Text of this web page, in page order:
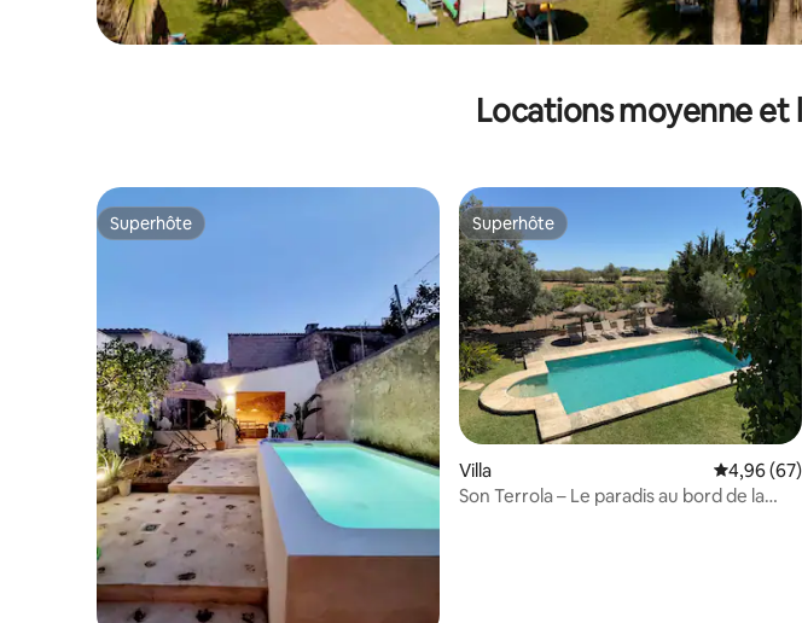
Locations moyenne
Superhôte
Superhôte Superhôte
Superhôte
Villa
4,96 (67)
Son Terrola – Le paradis au bord de la